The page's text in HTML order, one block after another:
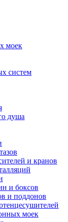
моек
систем
душа
и кранов
и боксов
и поддонов
моек